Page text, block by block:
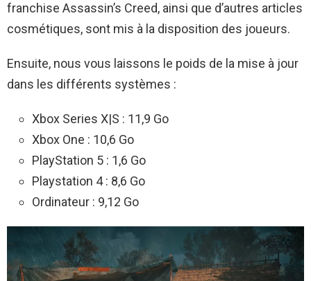
franchise Assassin’s Creed, ainsi que d’autres articles
cosmétiques, sont mis à la disposition des joueurs.
Ensuite, nous vous laissons le poids de la mise à jour
dans les différents systèmes :
Xbox Series X|S : 11,9 Go
Xbox One : 10,6 Go
PlayStation 5 : 1,6 Go
Playstation 4 : 8,6 Go
Ordinateur : 9,12 Go